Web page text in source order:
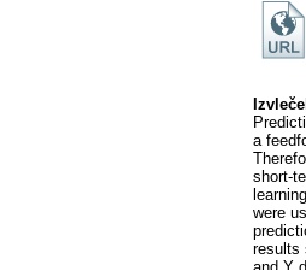
a
short-
were
results
and Y